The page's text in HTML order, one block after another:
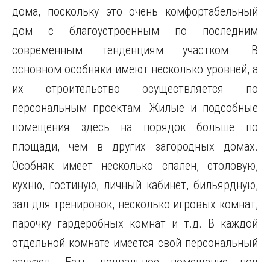
дома, поскольку это очень комфортабельный
дом с благоустроенным по последним
современным тенденциям участком. В
основном особняки имеют несколько уровней, а
их строительство осуществляется по
персональным проектам. Жилые и подсобные
помещения здесь на порядок больше по
площади, чем в других загородных домах.
Особняк имеет несколько спален, столовую,
кухню, гостиную, личный кабинет, бильярдную,
зал для тренировок, несколько игровых комнат,
парочку гардеробных комнат и т.д. В каждой
отдельной комнате имеется свой персональный